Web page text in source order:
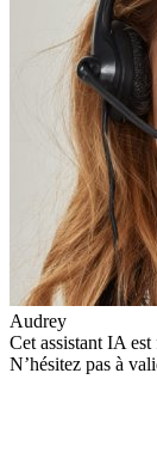
Audrey
Cet assistant IA
N’hésitez pas à